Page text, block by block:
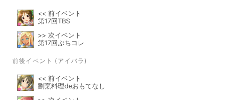
<< 前イベント
第17回TBS
>> 次イベント
第17回ぷちコレ
前後イベント (アイバラ)
<< 前イベント
割烹料理deおもてなし